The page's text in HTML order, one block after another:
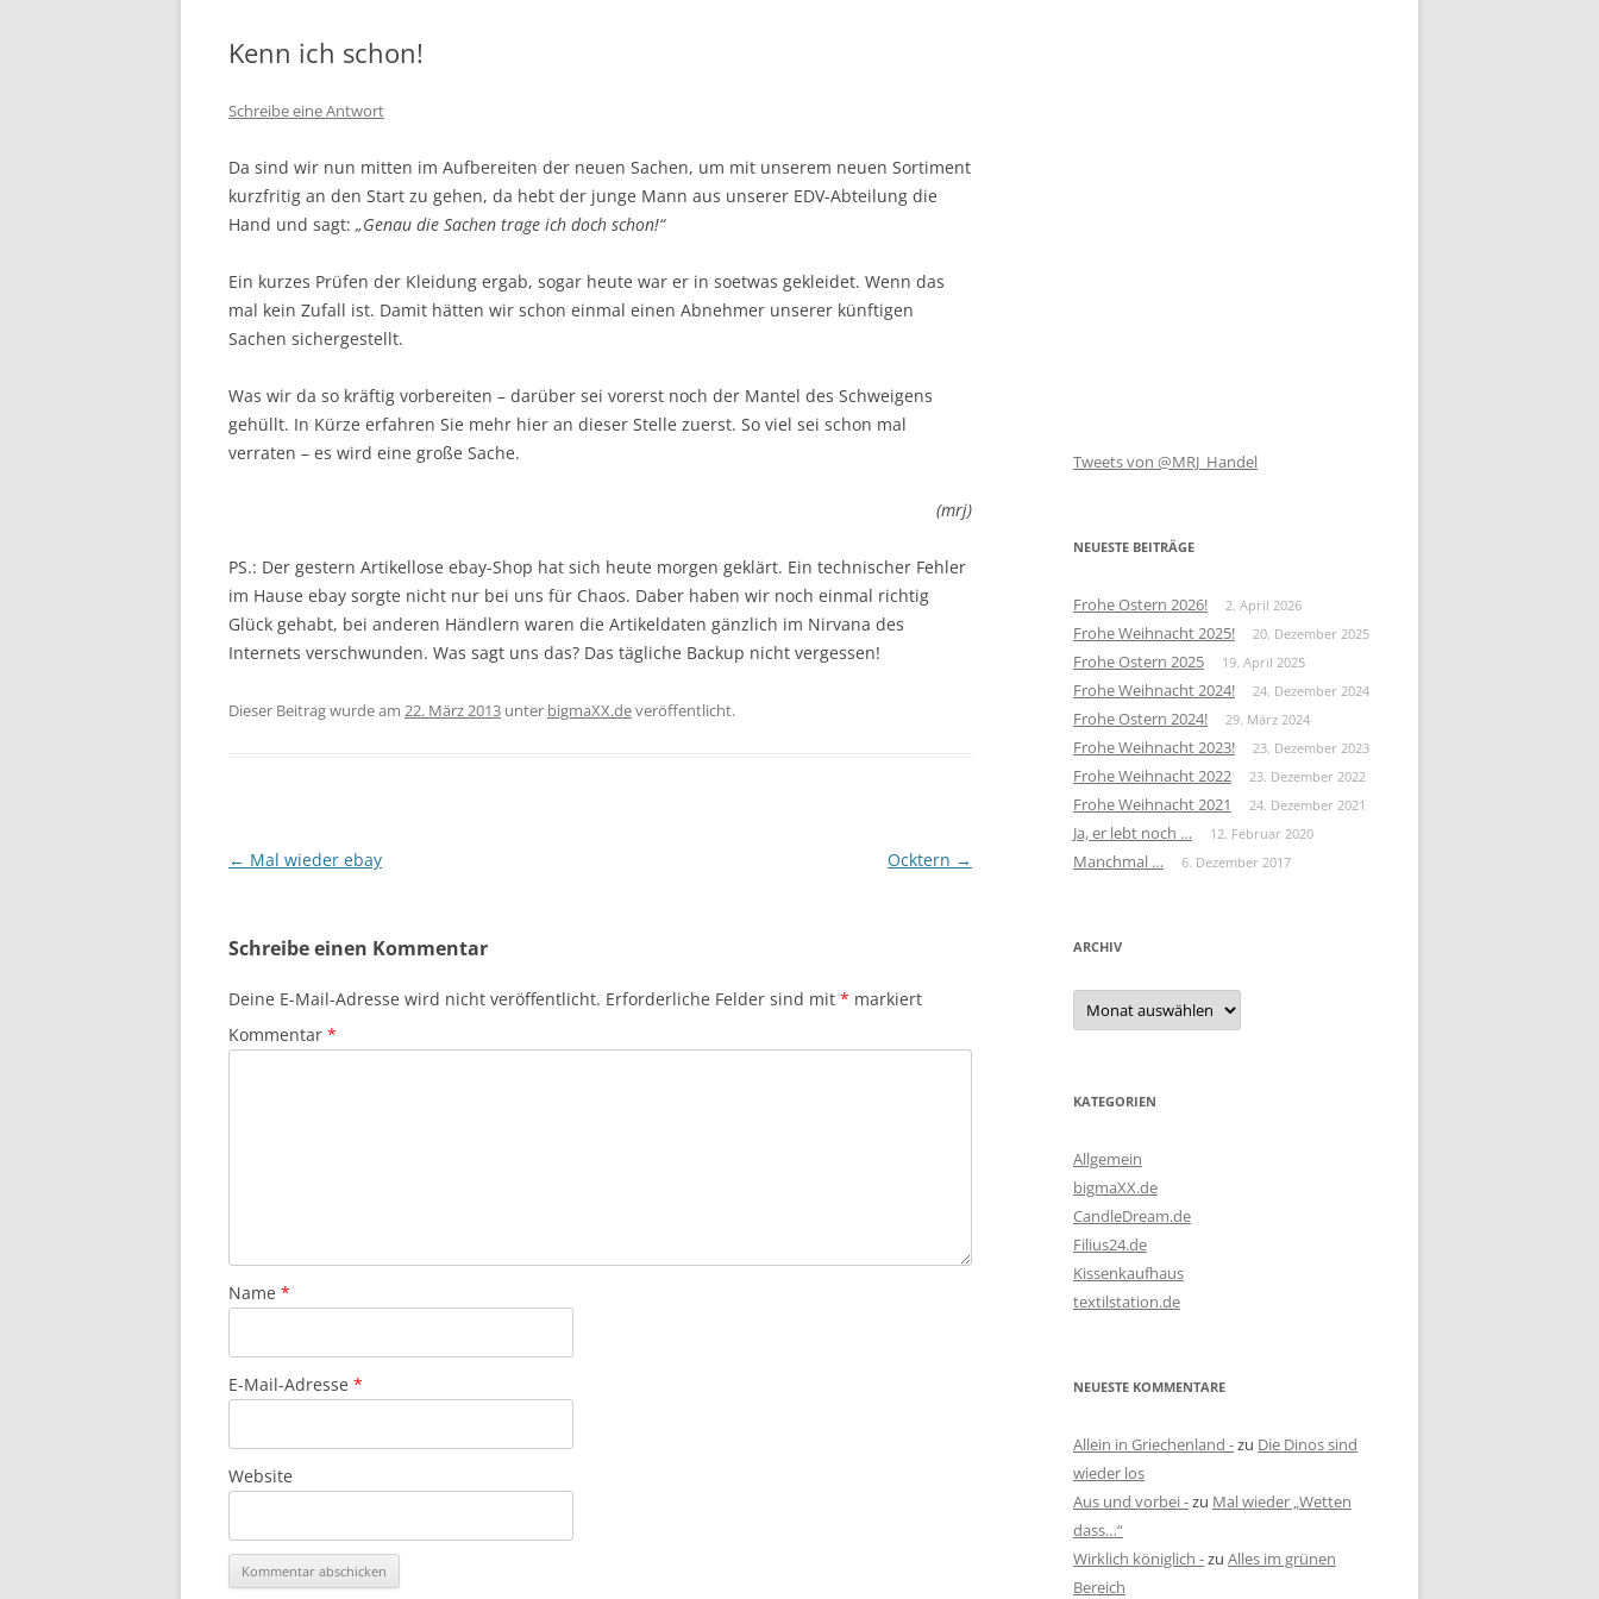
Kenn ich schon!
Schreibe eine Antwort
Da sind wir nun mitten im Aufbereiten der neuen Sachen, um mit unserem neuen Sortiment
kurzfritig an den Start zu gehen, da hebt der junge Mann aus unserer EDV-Abteilung die
Hand und sagt: „Genau die Sachen trage ich doch schon!“
Ein kurzes Prüfen der Kleidung ergab, sogar heute war er in soetwas gekleidet. Wenn das
mal kein Zufall ist. Damit hätten wir schon einmal einen Abnehmer unserer künftigen
Sachen sichergestellt.
Was wir da so kräftig vorbereiten – darüber sei vorerst noch der Mantel des Schweigens
gehüllt. In Kürze erfahren Sie mehr hier an dieser Stelle zuerst. So viel sei schon mal
verraten – es wird eine große Sache.
(mrj)
PS.: Der gestern Artikellose ebay-Shop hat sich heute morgen geklärt. Ein technischer Fehler
im Hause ebay sorgte nicht nur bei uns für Chaos. Daber haben wir noch einmal richtig
Glück gehabt, bei anderen Händlern waren die Artikeldaten gänzlich im Nirvana des
Internets verschwunden. Was sagt uns das? Das tägliche Backup nicht vergessen!
Dieser Beitrag wurde am 22. März 2013 unter bigmaXX.deveröffentlicht.
Beitragsnavigation
← Mal wieder ebay Ocktern →
Schreibe einen Kommentar
Deine E-Mail-Adresse wird nicht veröffentlicht. Erforderliche Felder sind mit * markiert
Kommentar *
Name *
E-Mail-Adresse *
Website
Tweets von @MRJ_Handel
NEUESTE BEITRÄGE
Frohe Ostern 2026! 2. April 2026
Frohe Weihnacht 2025! 20. Dezember 2025
Frohe Ostern 2025 19. April 2025
Frohe Weihnacht 2024! 24. Dezember 2024
Frohe Ostern 2024! 29. März 2024
Frohe Weihnacht 2023! 23. Dezember 2023
Frohe Weihnacht 2022 23. Dezember 2022
Frohe Weihnacht 2021 24. Dezember 2021
Ja, er lebt noch … 12. Februar 2020
Manchmal … 6. Dezember 2017
ARCHIV
Archiv
KATEGORIEN
Allgemein
bigmaXX.de
CandleDream.de
Filius24.de
Kissenkaufhaus
textilstation.de
NEUESTE KOMMENTARE
Allein in Griechenland -zu Die Dinos sind
wieder los
Aus und vorbei -zu Mal wieder „Wetten
dass…“
Wirklich königlich -zu Alles im grünen
Bereich